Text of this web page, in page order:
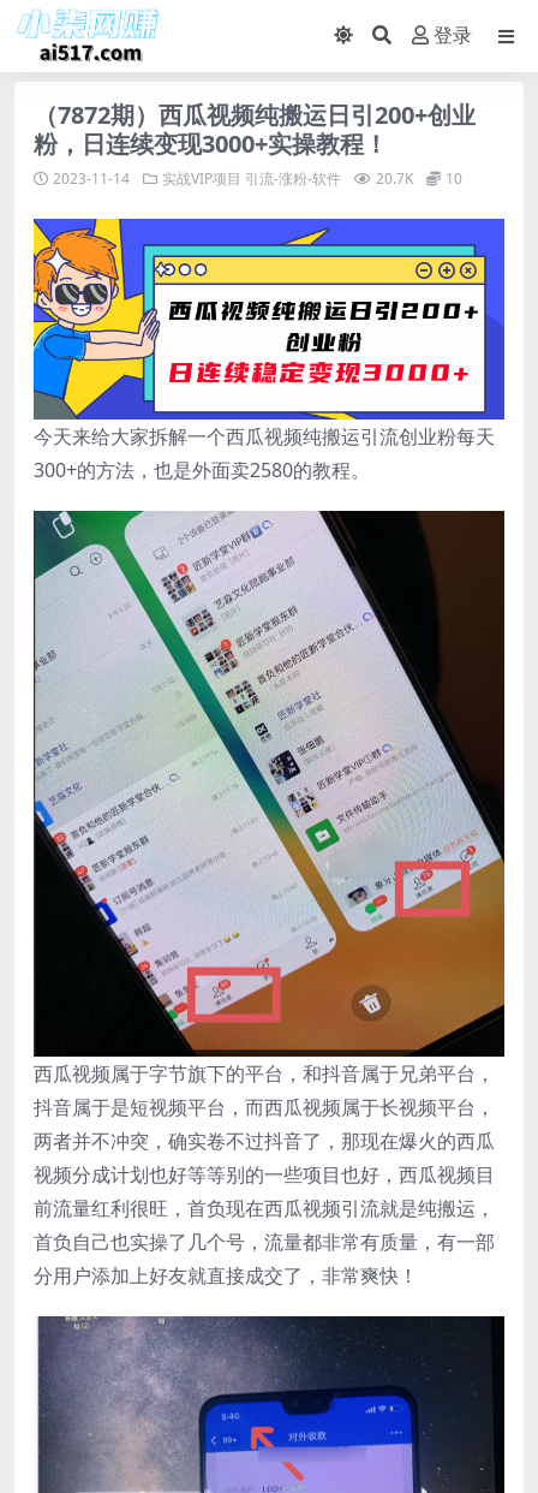
登录
（7872期）西瓜视频纯搬运日引200+创业
粉，日连续变现3000+实操教程！
2023-11-14 实战VIP项目 引流-涨粉-软件 20.7K 10
今天来给大家拆解一个西瓜视频纯搬运引流创业粉每天
300+的方法，也是外面卖2580的教程。
西瓜视频属于字节旗下的平台，和抖音属于兄弟平台，
抖音属于是短视频平台，而西瓜视频属于长视频平台，
两者并不冲突，确实卷不过抖音了，那现在爆火的西瓜
视频分成计划也好等等别的一些项目也好，西瓜视频目
前流量红利很旺，首负现在西瓜视频引流就是纯搬运，
首负自己也实操了几个号，流量都非常有质量，有一部
分用户添加上好友就直接成交了，非常爽快！